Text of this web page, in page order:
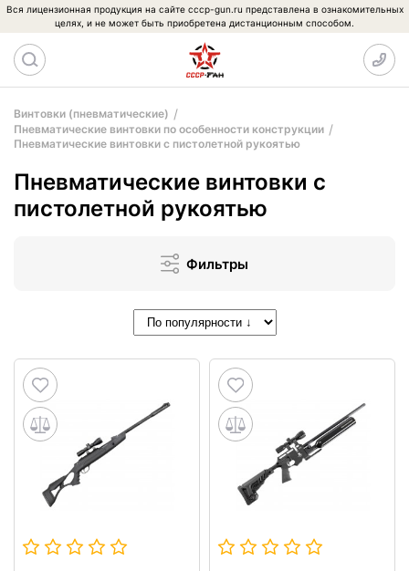
Вся лицензионная продукция на сайте cccp-gun.ru представлена в ознакомительных
целях, и не может быть приобретена дистанционным способом.
Винтовки (пневматические)
Пневматические винтовки по особенности конструкции
Пневматические винтовки с пистолетной рукоятью
Пневматические винтовки с
пистолетной рукоятью
Фильтры